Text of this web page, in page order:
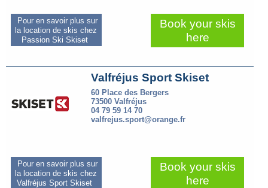
Pour en savoir plus sur
la location de skis chez
Passion Ski Skiset
Book your skis
here
Valfréjus Sport Skiset
60 Place des Bergers
73500 Valfréjus
04 79 59 14 70
valfrejus.sport@orange.fr
Pour en savoir plus sur
la location de skis chez
Valfréjus Sport Skiset
Book your skis
here